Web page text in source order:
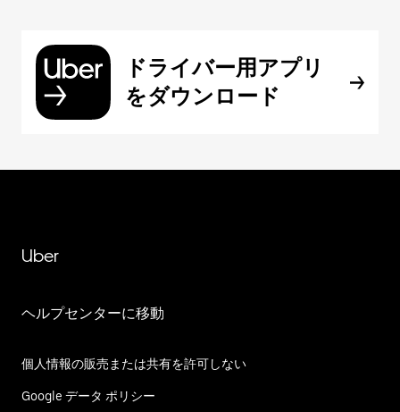
ドライバー用アプリ
をダウンロード
Uber
ヘルプセンターに移動
個人情報の販売または共有を許可しない
Google データ ポリシー